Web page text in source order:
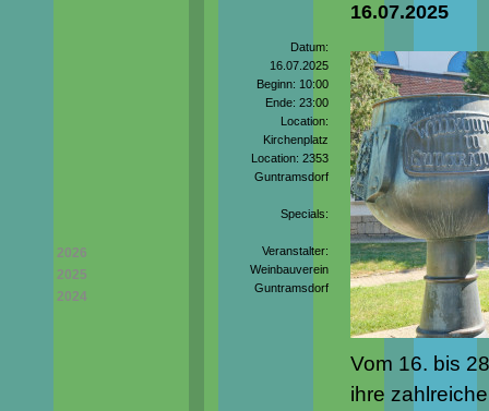
2026
2025
2024
16.07.2025
Datum:
16.07.2025
Beginn: 10:00
Ende: 23:00
Location:
Kirchenplatz
Location: 2353
Guntramsdorf
Specials:
Veranstalter:
Weinbauverein
Guntramsdorf
Vom 16. bis
ihre